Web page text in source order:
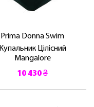
Prima Donna Swim
Купальник Цілісний
Mangalore
10 430 ₴